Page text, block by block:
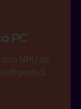
PC
NPU da
di